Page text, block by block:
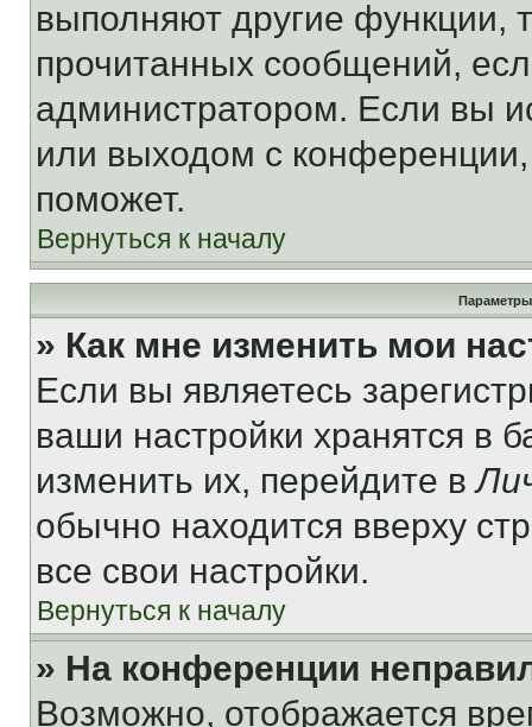
выполняют другие функции,
прочитанных сообщений,
администратором. Если вы
или выходом с
поможет.
Вернуться к началу
Параметры
» Как мне изменить мои
Если вы являетесь
ваши настройки хранятся в
изменить их, перейдите в
обычно находится вверху
все свои настройки.
Вернуться к началу
» На конференции
Возможно, отображается